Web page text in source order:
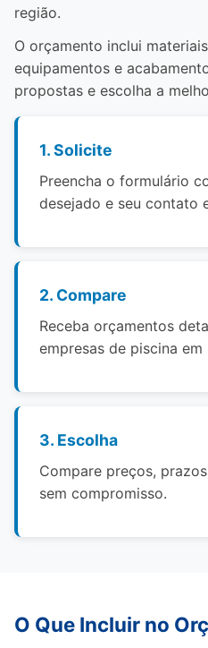
região.
O orçamento inclui
equipamentos e
propostas e escolha a
1. Solicite
Preencha o formulário
desejado e seu contato
2. Compare
Receba orçamentos
empresas de piscina em
3. Escolha
Compare preços,
sem compromisso.
O Que Incluir no